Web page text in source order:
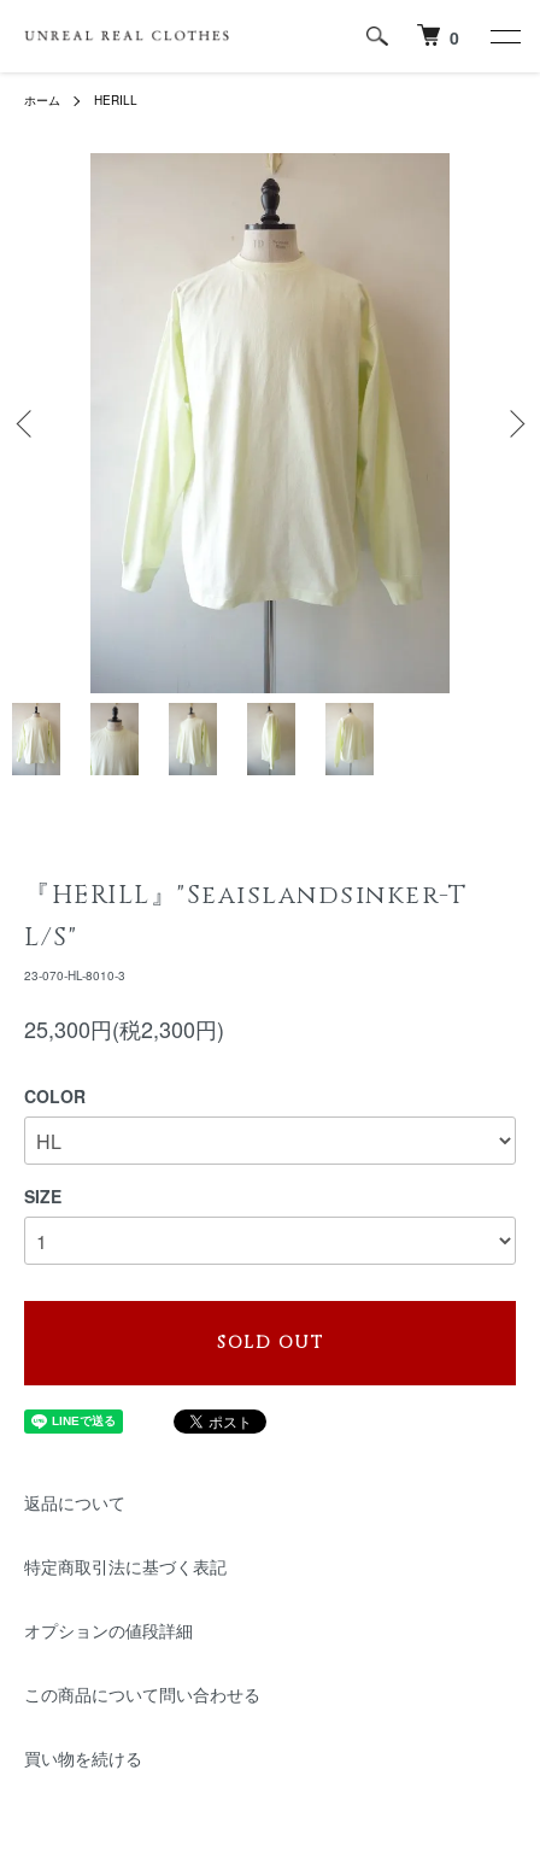
0
ホーム HERILL
『HERILL』"Seaislandsinker-T
L/S"
23-070-HL-8010-3
25,300円(税2,300円)
COLOR
SIZE
SOLD OUT
返品について
特定商取引法に基づく表記
オプションの値段詳細
この商品について問い合わせる
買い物を続ける